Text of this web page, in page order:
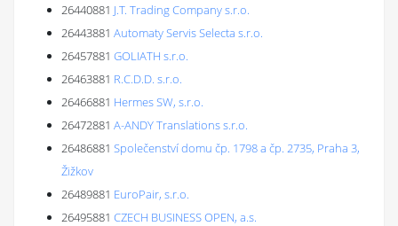
26440881 J.T. Trading Company s.r.o.
26443881 Automaty Servis Selecta s.r.o.
26457881 GOLIATH s.r.o.
26463881 R.C.D.D. s.r.o.
26466881 Hermes SW, s.r.o.
26472881 A-ANDY Translations s.r.o.
26486881 Společenství domu čp. 1798 a čp. 2735, Praha 3,
Žižkov
26489881 EuroPair, s.r.o.
26495881 CZECH BUSINESS OPEN, a.s.